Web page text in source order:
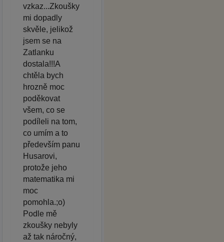
vzkaz...Zkoušky
mi dopadly
skvěle, jelikož
jsem se na
Zatlanku
dostala!!!A
chtěla bych
hrozně moc
poděkovat
všem, co se
podíleli na tom,
co umím a to
především panu
Husarovi,
protože jeho
matematika mi
moc
pomohla.;o)
Podle mě
zkoušky nebyly
až tak náročný,